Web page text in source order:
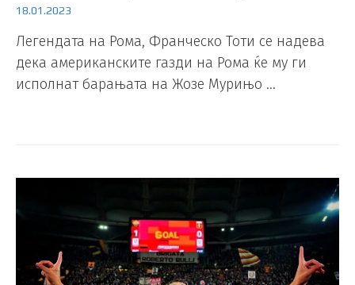
18.01.2023
Легендата на Рома, Франческо Тоти се надева
дека американските газди на Рома ќе му ги
исполнат барањата на Жозе Мурињо …